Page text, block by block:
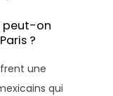
peut-on
?
une
qui